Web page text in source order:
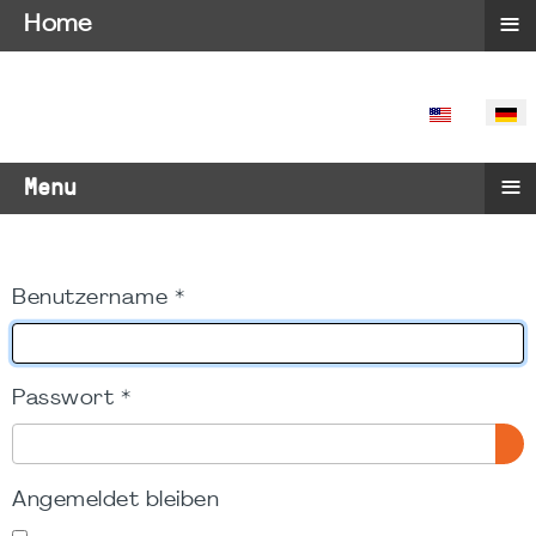
SPRACHE
Menu ≡
Benutzername *
Passwort *
Angemeldet bleiben
Home ≡